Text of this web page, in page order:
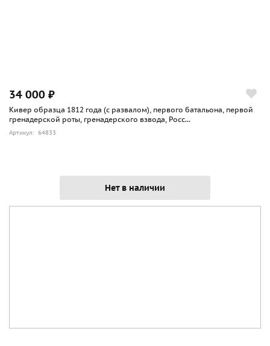
34 000 ₽
Кивер образца 1812 года (с развалом), первого батальона, первой
гренадерской роты, гренадерского взвода, Росс...
Артикул: 64833
Нет в наличии